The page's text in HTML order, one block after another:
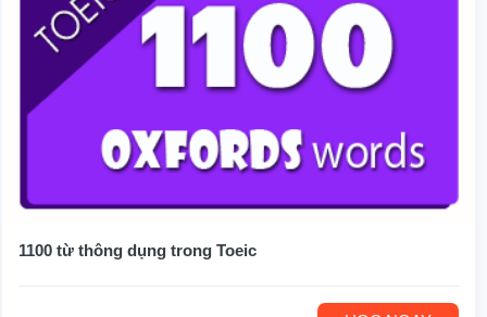
1100 từ thông dụng trong Toeic